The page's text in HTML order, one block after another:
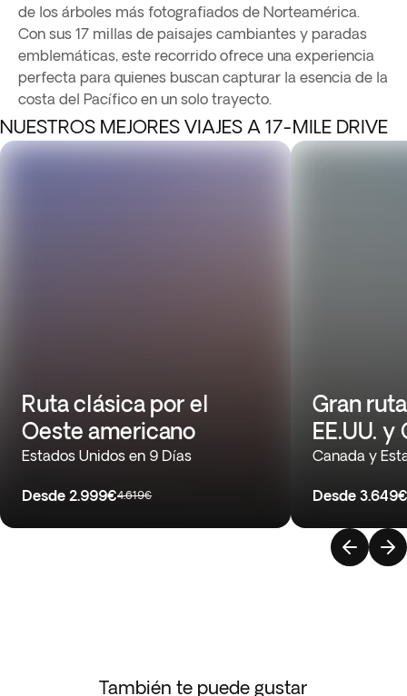
de los árboles más fotografiados de Norteamérica.
Con sus 17 millas de paisajes cambiantes y paradas
emblemáticas, este recorrido ofrece una experiencia
perfecta para quienes buscan capturar la esencia de la
costa del Pacífico en un solo trayecto.
NUESTROS MEJORES VIAJES A 17-MILE DRIVE
Ruta clásica por el
Oeste americano
Estados Unidos en 9 Días
Desde 2.999€4.619€
Gran
EE.UU. y
Canada y
Desde 3.649€
También te puede gustar